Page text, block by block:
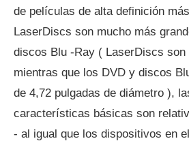
de películas de alta definición
LaserDiscs son mucho más
discos Blu -Ray ( LaserDiscs son
mientras que los DVD y discos
de 4,72 pulgadas de diámetro ),
características básicas son
- al igual que los dispositivos en